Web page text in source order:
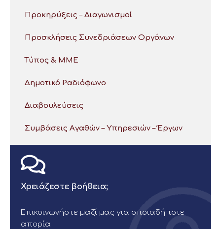
Προκηρύξεις – Διαγωνισμοί
Προσκλήσεις Συνεδριάσεων Οργάνων
Τύπος & ΜΜΕ
Δημοτικό Ραδιόφωνο
Διαβουλεύσεις
Συμβάσεις Αγαθών – Υπηρεσιών – Έργων
Χρειάζεστε βοήθεια;
Επικοινωνήστε μαζί μας για οποιαδήποτε
απορία